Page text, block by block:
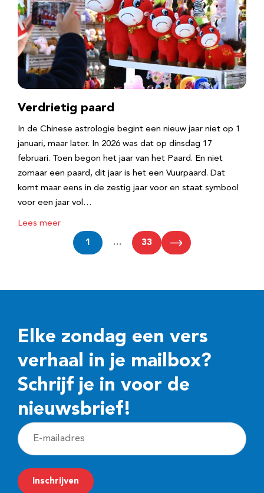
Verdrietig paard
In de Chinese astrologie begint een nieuw jaar niet op 1
januari, maar later. In 2026 was dat op dinsdag 17
februari. Toen begon het jaar van het Paard. En niet
zomaar een paard, dit jaar is het een Vuurpaard. Dat
komt maar eens in de zestig jaar voor en staat symbool
voor een jaar vol…
Lees meer
1 … 33
Elke zondag een vers
verhaal in je mailbox?
Schrijf je in voor de
nieuwsbrief!
E
-
m
a
Inschrijven